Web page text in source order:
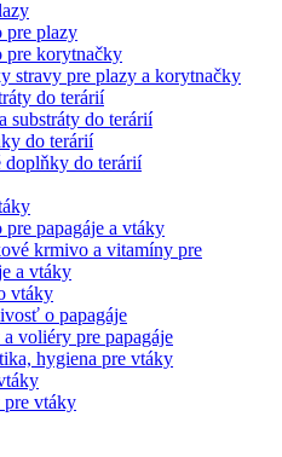
plazy
pre korytnačky
stravy pre plazy a korytnačky
do terárií
substráty do terárií
do terárií
doplňky do terárií
papagáje a vtáky
krmivo a vitamíny pre
a vtáky
vtáky
o papagáje
voliéry pre papagáje
hygiena pre vtáky
vtáky